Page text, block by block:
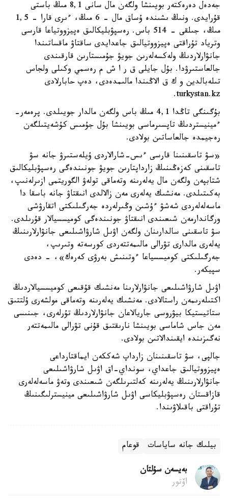
جەدەل دەرەكتەر بويىنشا ولگەن مال سانى 8,1 مىڭ باستى
قۇرايدى. ونىڭ ىشىندە ۇساق مال - 6 مىڭ، ءىرى قارا - 1,5
مىڭ، جىلقى - 514 باس. رەسپۋبليكالىق ەپيزووتياعا قارسى
وترياد تۇراقتى ەپيزووتيالىق جاعدايدى ساقتاۋ ماقساتىندا
جانۋارلاردىڭ ولەكسەلەرىن جويۋ جۇمىستارىن قارقىندى
جالعاستىرۋدا. بۇل جايلى ق ر ا ش م رەسمي وكىلى ولجاس
تىلەبالدين و ك ق الاڭىندا مالىمدەدى، دەپ حابارلادى
turkystan.kz.
بۇگىنگى تاڭدا 4,1 مىڭ باس ولگەن مالدار جويىلدى. پرەمەر-
ءمينيستردىڭ تاپسىرماسى بويىنشا بۇل جۇمىس كۇشەيتىلگەن
رەجيمدە جالعاساتىن بولادى.
«سۋ تاسقىنىنا قارسى ءىس-شارالاردى ۇيلەستىرۋ جانە سۋ
تاسقىنى كەزەڭىنىڭ زارداپتارىن جويۋ جونىندەگى رەسپۋبليكالىق
شتابپەن ولگەن مال يەلەرىنە وتەماقى تولەۋ الگوريتمى ازىرلەنىپ،
بەكىتىلدى. مەنشىك يەلەرى مەن زالالدى انىقتاۋ جانە باسقا دا
ماسەلەلەردى شەشۋ ءۇشىن وڭىرلەردە جەرگىلىكتى اتقارۋشى
ورگاندارمەن شىعىندى انىقتاۋ جونىندەگى كوميسسيالار قۇرىلدى.
سۋ تاسقىنى سالدارىنان ولگەن اۋىل شارۋاشىلىعى جانۋارلارىنىڭ
يەلەرى مالدارى تۋرالى مالىمەتتەردى كورسەتە وتىرىپ،
جەرگىلىكتى كوميسسياعا ءوتىنىش بەرۋى كەرەك»، - دەدى
سپيكەر.
اۋىل شارۋاشىلىعى جانۋارلارىنا مەنشىك قۇقىعى كوميسسيالاردىڭ
اكتىلەرىمەن راستالادى. مەنشىك يەلەرىنە وتەماقى مولشەرى ۇلتتىق
ستاتيستيكا بيۋروسى جاريالاعان جانۋارلاردىڭ تۇرلەرى، جىنىسى
مەن جاس شاماسى بويىنشا نارىقتىق قۇنى تۋرالى مالىمەتتەر
نەگىزىندە ايقىندالاتىن بولادى.
جالپى، سۋ تاسقىنىنان زارداپ شەككەن ايماقتارداعى
ەپيزووتيالىق جاعداي، سونداي-اق اۋىل شارۋاشىلىعى
جانۋارلارىنىڭ يەلەرىنە كەلتىرىلگەن شىعىندى وتەۋ ماسەلەلەرى
قازاقستان رەسپۋبليكاسى اۋىل شارۋاشىلىعى مينيسترلىگىنىڭ
تۇراقتى باقىلاۋىندا.
بيلىك جانە ساياسات قوعام
بەيسەن سۇلتان
اۆتور